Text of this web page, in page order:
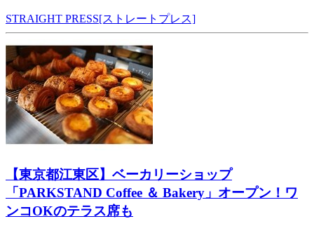
STRAIGHT PRESS[ストレートプレス]
【東京都江東区】ベーカリーショップ
「PARKSTAND Coffee ＆ Bakery」オープン！ワ
ンコOKのテラス席も